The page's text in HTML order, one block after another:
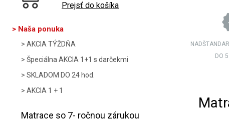
Prejsť do košíka
Naša ponuka
AKCIA TÝŽDŇA
Špeciálna AKCIA 1+1 s darčekmi
SKLADOM DO 24 hod.
AKCIA 1 + 1
Matrace so 7- ročnou zárukou
DO